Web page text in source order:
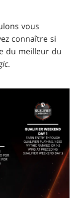
vous
connaître si
du meilleur du
.